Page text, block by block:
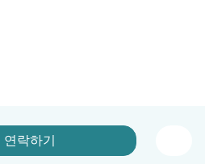
락하기